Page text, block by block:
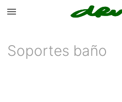

Soportes baño